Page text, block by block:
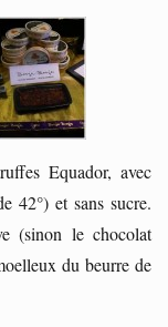
Equador, avec
42°) et sans sucre.
(sinon le chocolat
du beurre de